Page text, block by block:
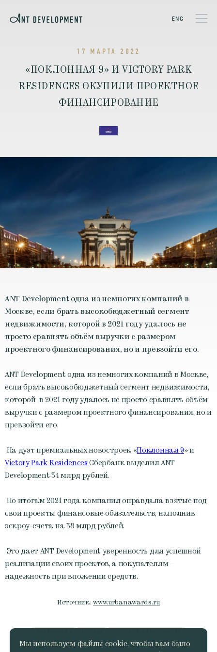
ENG
17 МАРТА 2022
«ПОКЛОННАЯ 9» И VICTORY PARK
RESIDENCES ОКУПИЛИ ПРОЕКТНОЕ
ФИНАНСИРОВАНИЕ
ANT Development одна из немногих компаний в
Москве, если брать высокобюджетный сегмент
недвижимости, которой в 2021 году удалось не
просто сравнять объём выручки с размером
проектного финансирования, но и превзойти его.
ANT Development одна из немногих компаний в Москве,
если брать высокобюджетный сегмент недвижимости,
которой в 2021 году удалось не просто сравнять объём
выручки с размером проектного финансирования, но и
превзойти его.
На дуэт премиальных новостроек «Поклонная 9» и
Victory Park ResidencesСбербанк выделил ANT
Development 34 млрд рублей.
По итогам 2021 года компания оправдала взятые под
свои проекты финансовые обязательств, наполнив
эскроу-счета на 38 млрд рублей.
Это дает ANT Development уверенность для успешной
реализации своих проектов, а покупателям –
надежность при вложении средств.
Источник:www.urbanawards.ru
Мы используем файлы cookie, чтобы вам было